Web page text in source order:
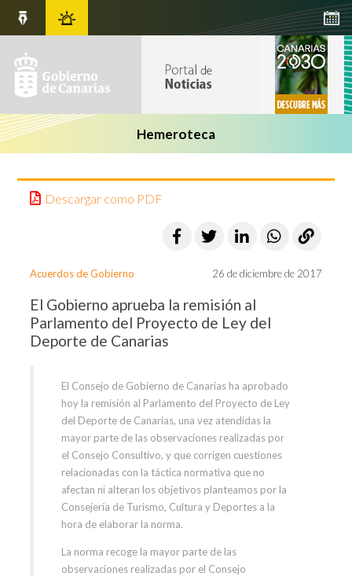
Hemeroteca
Descargar como PDF
Acuerdos de Gobierno 26 de diciembre de 2017
El Gobierno aprueba la remisión al
Parlamento del Proyecto de Ley del
Deporte de Canarias
El Consejo de Gobierno de Canarias ha aprobado
hoy la remisión al Parlamento del Proyecto de Ley
del Deporte de Canarias, una vez atendidas la
mayor parte de las observaciones realizadas por
el Consejo Consultivo, y que corrigen cuestiones
relacionadas con la táctica normativa que no
afectan ni alteran los objetivos planteamos por la
Consejería de Turismo, Cultura y Deportes a la
hora de elaborar la norma.
La norma recoge la mayor parte de las
observaciones realizadas por el Consejo